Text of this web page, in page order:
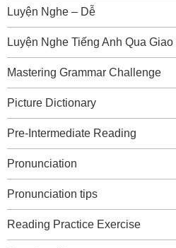
Luyện Nghe – Dễ
Luyện Nghe Tiếng Anh Qua
Mastering Grammar Challenge
Picture Dictionary
Pre-Intermediate Reading
Pronunciation
Pronunciation tips
Reading Practice Exercise